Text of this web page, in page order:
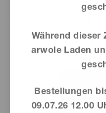
Während dieser
arwole Laden
Bestellungen
09.07.26 12.00